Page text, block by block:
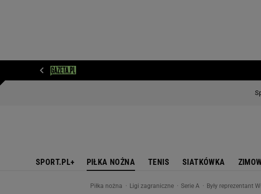
SPORT.PL+ PIŁKA NOŻNA TENIS SIATKÓWKA
Piłka nożna Ligi zagraniczne Serie A Były reprezentant